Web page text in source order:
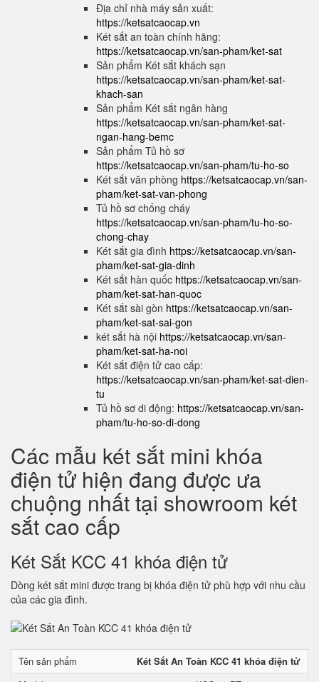
Địa chỉ nhà máy sản xuất:
https://ketsatcaocap.vn
Két sắt an toàn chính hãng:
https://ketsatcaocap.vn/san-pham/ket-sat
Sản phẩm Két sắt khách sạn
https://ketsatcaocap.vn/san-pham/ket-sat-
khach-san
Sản phẩm Két sắt ngân hàng
https://ketsatcaocap.vn/san-pham/ket-sat-
ngan-hang-bemc
Sản phẩm Tủ hồ sơ
https://ketsatcaocap.vn/san-pham/tu-ho-so
Két sắt văn phòng https://ketsatcaocap.vn/san-
pham/ket-sat-van-phong
Tủ hồ sơ chống cháy
https://ketsatcaocap.vn/san-pham/tu-ho-so-
chong-chay
Két sắt gia đình https://ketsatcaocap.vn/san-
pham/ket-sat-gia-dinh
Két sắt hàn quốc https://ketsatcaocap.vn/san-
pham/ket-sat-han-quoc
Két sắt sài gòn https://ketsatcaocap.vn/san-
pham/ket-sat-sai-gon
két sắt hà nội https://ketsatcaocap.vn/san-
pham/ket-sat-ha-noi
Két sắt điện tử cao cấp:
https://ketsatcaocap.vn/san-pham/ket-sat-dien-
tu
Tủ hồ sơ di động: https://ketsatcaocap.vn/san-
pham/tu-ho-so-di-dong
Các mẫu két sắt mini khóa
điện tử hiện đang được ưa
chuộng nhất tại showroom két
sắt cao cấp
Két Sắt KCC 41 khóa điện tử
Dòng két sắt mini được trang bị khóa điện tử phù hợp với nhu cầu
của các gia đình.
Tên sản phẩm
Két Sắt An Toàn KCC 41 khóa điện tử